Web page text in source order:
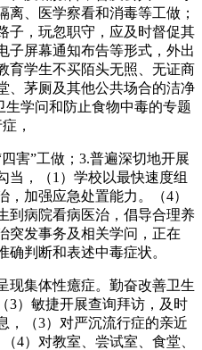
离、医学察看和消毒等工做；
子，玩忽职守，应及时督促其
子屏幕通知布告等形式，外出
育学生不买陌头无照、无证商
、茅厕及其他公共场合的洁净
生学问和防止食物中毒的专题
，
”工做；3.普遍深切地开展
当，（1）学校以最快速度组
加强应急处置能力。（4）
到病院看病医治，倡导合理养
突发事务及相关学问，正在
确判断和表述中毒症状。
集体性癔症。勤奋改善卫生
3）敏捷开展查询拜访，及时
，（3）对严沉流行症的亲近
4）对教室、尝试室、食堂、